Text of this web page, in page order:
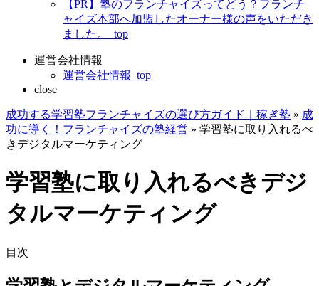
【PR】塾のフランチャイズってどう？フランチ
ャイズ本部へ加盟したオーナー様の声をいただき
ました。_top
運営会社情報
運営会社情報_top
close
成功する学習塾フランチャイズの選び方ガイド｜稼ぎ塾 » 成
功に導く！フランチャイズの塾経営 » 学習塾に取り入れるべ
きデジタルマーケティング
学習塾に取り入れるべきデジ
タルマーケティング
目次